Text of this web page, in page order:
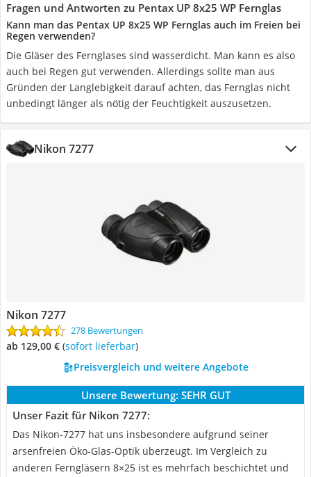
Fragen und Antworten zu Pentax UP 8x25 WP Fernglas
Kann man das Pentax UP 8x25 WP Fernglas auch im Freien bei
Regen verwenden?
Die Gläser des Fernglases sind wasserdicht. Man kann es also
auch bei Regen gut verwenden. Allerdings sollte man aus
Gründen der Langlebigkeit darauf achten, das Fernglas nicht
unbedingt länger als nötig der Feuchtigkeit auszusetzen.
Nikon 7277
Nikon 7277
278 Bewertungen
ab 129,00 € ( Sofort lieferbar)
Preisvergleich und weitere Angebote
Unsere Bewertung: SEHR GUT
Unser Fazit für Nikon 7277:
Das Nikon-7277 hat uns insbesondere aufgrund seiner
arsenfreien Öko-Glas-Optik überzeugt. Im Vergleich zu
anderen Ferngläsern 8×25 ist es mehrfach beschichtet und